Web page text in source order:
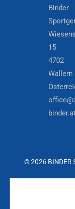
Binder
15
4702
Wallern
© 2026 BINDER